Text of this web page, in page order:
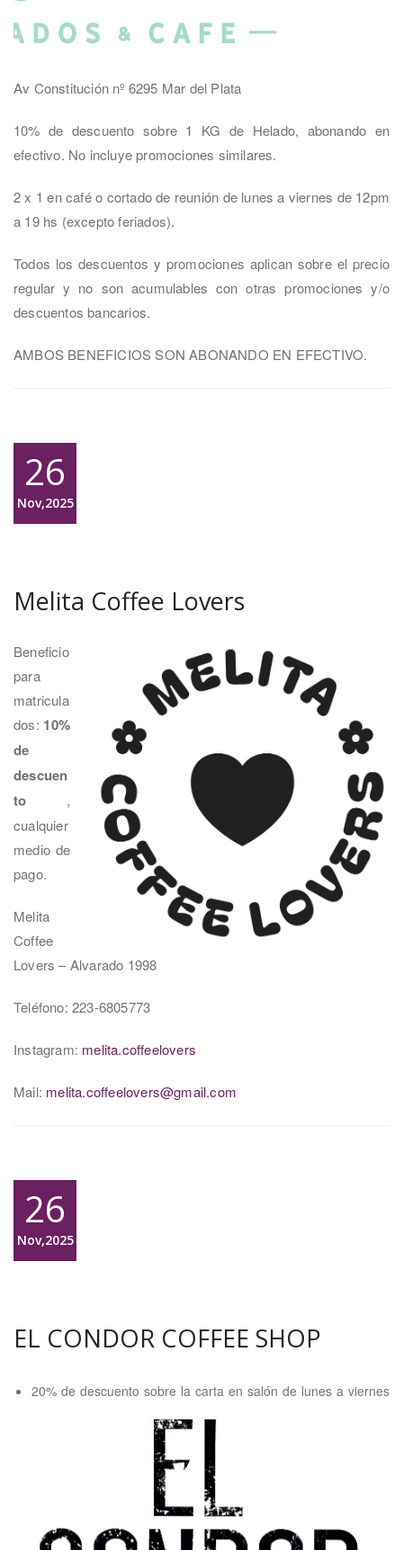
Av Constitución nº 6295 Mar del Plata
10% de descuento sobre 1 KG de Helado, abonando en
efectivo. No incluye promociones similares.
2 x 1 en café o cortado de reunión de lunes a viernes de 12pm
a 19 hs (excepto feriados).
Todos los descuentos y promociones aplican sobre el precio
regular y no son acumulables con otras promociones y/o
descuentos bancarios.
AMBOS BENEFICIOS SON ABONANDO EN EFECTIVO.
26
Nov,2025
Melita Coffee Lovers
Beneficio
para
matricula
dos: 10%
de
descuen
to ,
cualquier
medio de
pago.
Melita
Coffee
Lovers – Alvarado 1998
Teléfono: 223-6805773
Instagram: melita.coffeelovers
Mail: melita.coffeelovers@gmail.com
26
Nov,2025
EL CONDOR COFFEE SHOP
20% de descuento sobre la carta en salón de lunes a viernes